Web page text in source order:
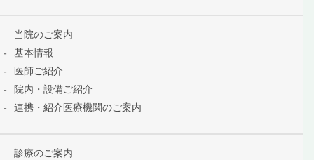
当院のご案内
基本情報
医師ご紹介
院内・設備ご紹介
連携・紹介医療機関のご案内
診療のご案内